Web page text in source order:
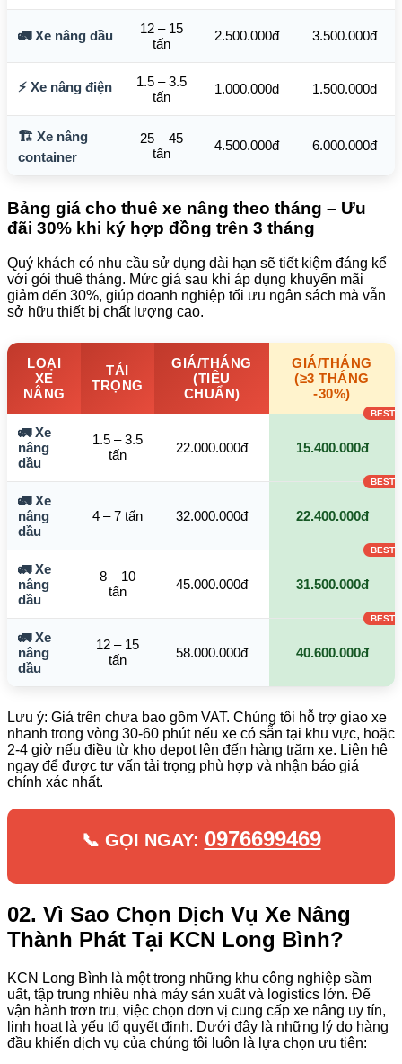
🚛 Xe nâng dầu
12 – 15
tấn
2.500.000đ 3.500.000đ
⚡ Xe nâng điện
1.5 – 3.5
tấn
1.000.000đ 1.500.000đ
🏗️ Xe nâng
container
25 – 45
tấn
4.500.000đ 6.000.000đ
Bảng giá cho thuê xe nâng theo tháng – Ưu
đãi 30% khi ký hợp đồng trên 3 tháng
Quý khách có nhu cầu sử dụng dài hạn sẽ tiết kiệm đáng kể
với gói thuê tháng. Mức giá sau khi áp dụng khuyến mãi
giảm đến 30%, giúp doanh nghiệp tối ưu ngân sách mà vẫn
sở hữu thiết bị chất lượng cao.
LOẠI
XE
NÂNG
TẢI
TRỌNG
GIÁ/THÁNG
(TIÊU
CHUẨN)
GIÁ/THÁNG
(≥3 THÁNG
-30%)
🚛 Xe
nâng
dầu
1.5 – 3.5
tấn
22.000.000đ 15.400.000đ
🚛 Xe
nâng
dầu
4 – 7 tấn 32.000.000đ 22.400.000đ
🚛 Xe
nâng
dầu
8 – 10
tấn
45.000.000đ 31.500.000đ
🚛 Xe
nâng
dầu
12 – 15
tấn
58.000.000đ 40.600.000đ
Lưu ý: Giá trên chưa bao gồm VAT. Chúng tôi hỗ trợ giao xe
nhanh trong vòng 30-60 phút nếu xe có sẵn tại khu vực, hoặc
2-4 giờ nếu điều từ kho depot lên đến hàng trăm xe. Liên hệ
ngay để được tư vấn tải trọng phù hợp và nhận báo giá
chính xác nhất.
📞 GỌI NGAY: 0976699469
02. Vì Sao Chọn Dịch Vụ Xe Nâng
Thành Phát Tại KCN Long Bình?
KCN Long Bình là một trong những khu công nghiệp sầm
uất, tập trung nhiều nhà máy sản xuất và logistics lớn. Để
vận hành trơn tru, việc chọn đơn vị cung cấp xe nâng uy tín,
linh hoạt là yếu tố quyết định. Dưới đây là những lý do hàng
đầu khiến dịch vụ của chúng tôi luôn là lựa chọn ưu tiên: